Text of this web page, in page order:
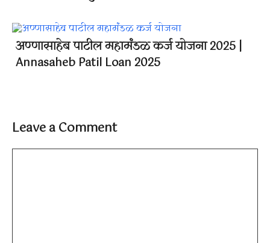
अण्णासाहेब पाटील महामंडळ कर्ज योजना 2025 |
Annasaheb Patil Loan 2025
Leave a Comment